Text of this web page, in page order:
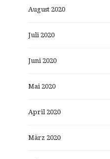
August 2020
Juli 2020
Juni 2020
Mai 2020
April 2020
März 2020